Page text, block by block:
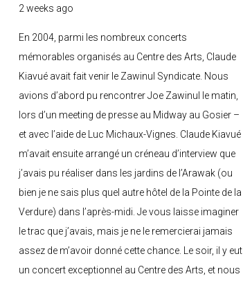
2 weeks ago
En 2004, parmi les nombreux concerts
mémorables organisés au Centre des Arts, Claude
Kiavué avait fait venir le Zawinul Syndicate. Nous
avions d’abord pu rencontrer Joe Zawinul le matin,
lors d’un meeting de presse au Midway au Gosier –
et avec l’aide de Luc Michaux-Vignes. Claude Kiavué
m’avait ensuite arrangé un créneau d’interview que
j’avais pu réaliser dans les jardins de l’Arawak (ou
bien je ne sais plus quel autre hôtel de la Pointe de la
Verdure) dans l’après-midi. Je vous laisse imaginer
le trac que j’avais, mais je ne le remercierai jamais
assez de m’avoir donné cette chance. Le soir, il y eut
un concert exceptionnel au Centre des Arts, et nous